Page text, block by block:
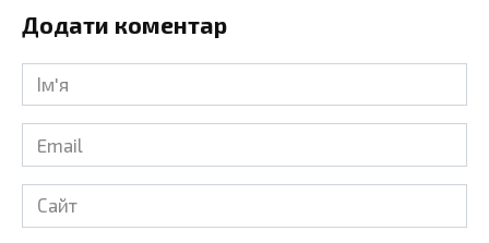
Додати коментар
Ім'я
Email
Сайт